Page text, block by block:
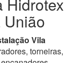
Vila
torneiras,